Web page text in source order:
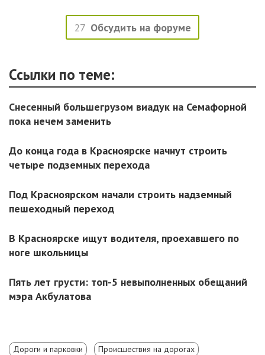
27 Обсудить на форуме
Ссылки по теме:
Снесенный большегрузом виадук на Семафорной
пока нечем заменить
До конца года в Красноярске начнут строить
четыре подземных перехода
Под Красноярском начали строить надземный
пешеходный переход
В Красноярске ищут водителя, проехавшего по
ноге школьницы
Пять лет грусти: топ-5 невыполненных обещаний
мэра Акбулатова
Дороги и парковки Происшествия на дорогах